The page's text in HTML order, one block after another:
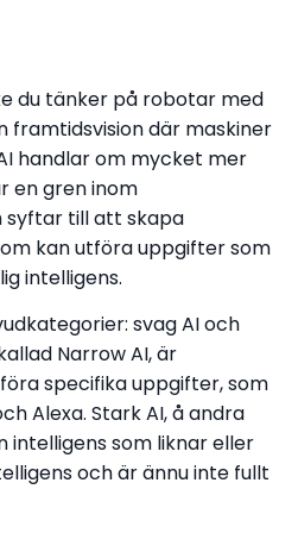
du tänker på robotar med
framtidsvision där maskiner
handlar om mycket mer
en gren inom
syftar till att skapa
kan utföra uppgifter som
intelligens.
svag AI och
Narrow AI, är
specifika uppgifter, som
Alexa. Stark AI, å andra
intelligens som liknar eller
och är ännu inte fullt